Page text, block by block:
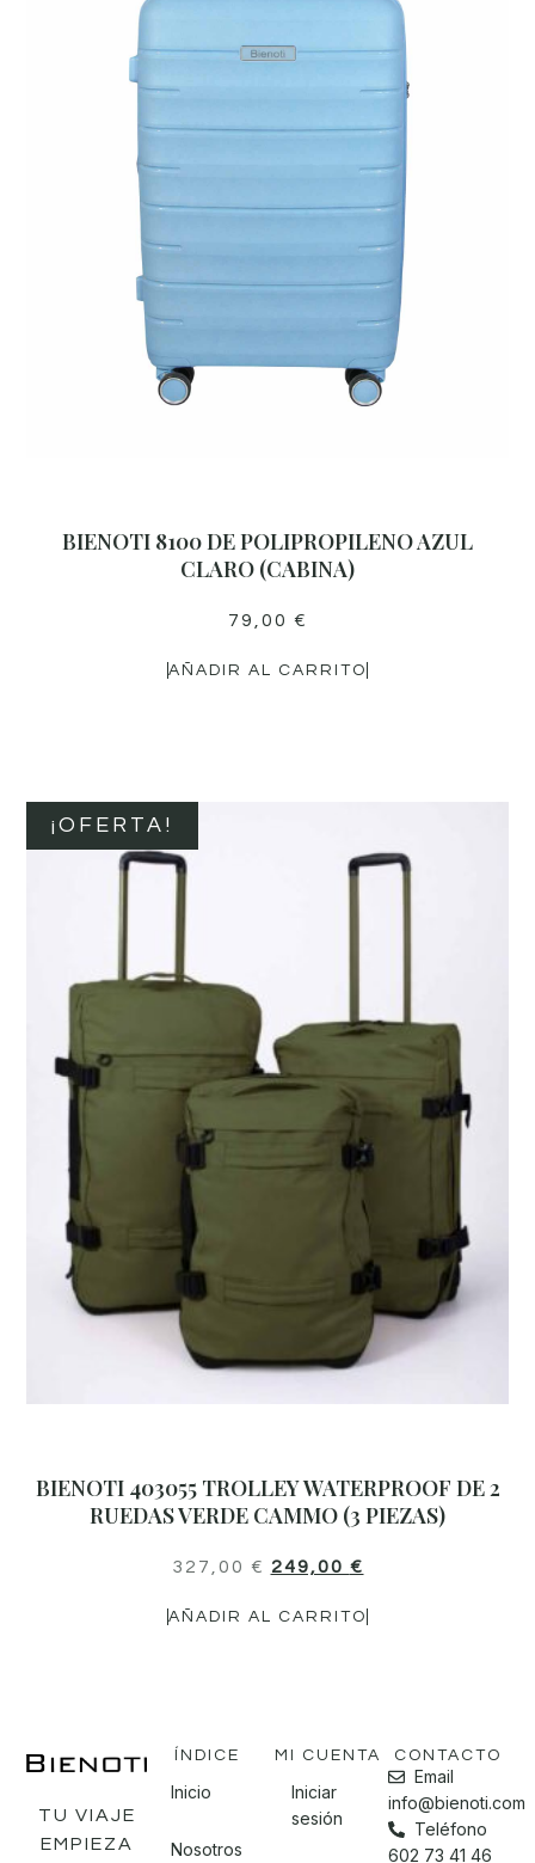
BIENOTI 8100 DE POLIPROPILENO AZUL
CLARO (CABINA)
79,00 €
AÑADIR AL CARRITO
¡OFERTA!
BIENOTI 403055 TROLLEY WATERPROOF DE 2
RUEDAS VERDE CAMMO (3 PIEZAS)
327,00 € 249,00 €
AÑADIR AL CARRITO
TU VIAJE
EMPIEZA
ÍNDICE
Inicio
Nosotros
MI CUENTA
Iniciar
sesión
CONTACTO
Email
info@bienoti.com
Teléfono
602 73 41 46